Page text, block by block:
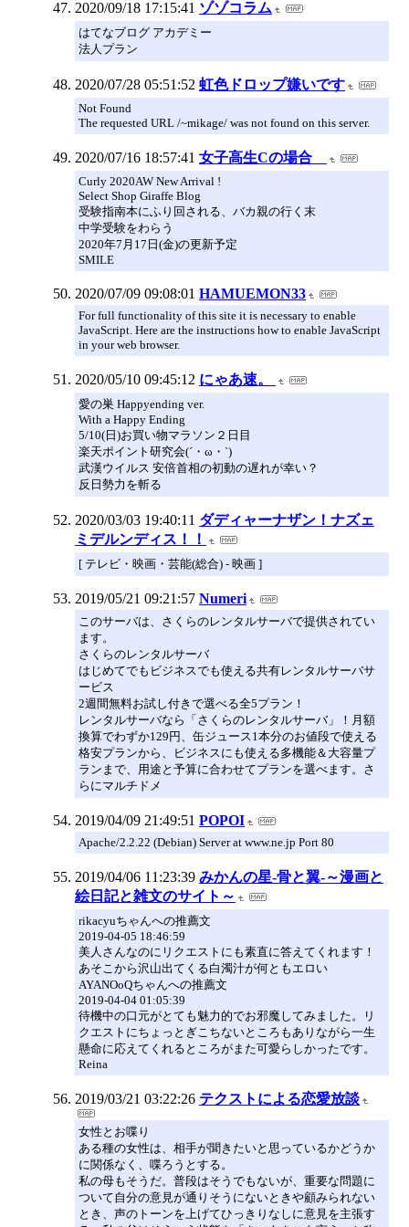
2020/09/18 17:15:41 ゾゾコラム
はてなブログ アカデミー
法人プラン
2020/07/28 05:51:52 虹色ドロップ嫌いです
Not Found
The requested URL /~mikage/ was not found on this server.
2020/07/16 18:57:41 女子高生Cの場合
Curly 2020AW New Arrival !
Select Shop Giraffe Blog
受験指南本にふり回される、バカ親の行く末
中学受験をわらう
2020年7月17日(金)の更新予定
SMILE
2020/07/09 09:08:01 HAMUEMON33
For full functionality of this site it is necessary to enable
JavaScript. Here are the instructions how to enable JavaScript
in your web browser.
2020/05/10 09:45:12 にゃあ速。
愛の巣 Happyending ver.
With a Happy Ending
5/10(日)お買い物マラソン２日目
楽天ポイント研究会(´・ω・`)
武漢ウイルス 安倍首相の初動の遅れが幸い？
反日勢力を斬る
2020/03/03 19:40:11 ダディャーナザン！ナズェ
ミデルンディス！！
[ テレビ・映画・芸能(総合) - 映画 ]
2019/05/21 09:21:57 Numeri
このサーバは、さくらのレンタルサーバで提供されてい
ます。
さくらのレンタルサーバ
はじめてでもビジネスでも使える共有レンタルサーバサ
ービス
2週間無料お試し付きで選べる全5プラン！
レンタルサーバなら「さくらのレンタルサーバ」！月額
換算でわずか129円、缶ジュース1本分のお値段で使える
格安プランから、ビジネスにも使える多機能＆大容量プ
ランまで、用途と予算に合わせてプランを選べます。さ
らにマルチドメ
2019/04/09 21:49:51 POPOI
Apache/2.2.22 (Debian) Server at www.ne.jp Port 80
2019/04/06 11:23:39 みかんの星-骨と翼-～漫画と
絵日記と雑文のサイト～
rikacyuちゃんへの推薦文
2019-04-05 18:46:59
美人さんなのにリクエストにも素直に答えてくれます！
あそこから沢山出てくる白濁汁が何ともエロい
AYANOoQちゃんへの推薦文
2019-04-04 01:05:39
待機中の口元がとても魅力的でお邪魔してみました。リ
クエストにちょっとぎこちないところもありながら一生
懸命に応えてくれるところがまた可愛らしかったです。
Reina
2019/03/21 03:22:26 テクストによる恋愛放談
女性とお喋り
ある種の女性は、相手が聞きたいと思っているかどうか
に関係なく、喋ろうとする。
私の母もそうだ。普段はそうでもないが、重要な問題に
ついて自分の意見が通りそうにないときや顧みられない
とき、声のトーンを上げてひっきりなしに意見を主張す